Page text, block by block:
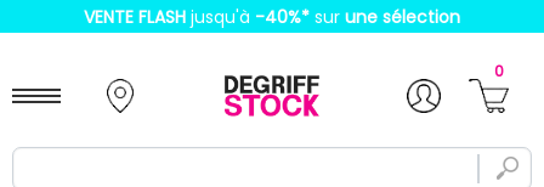
VENTE FLASH jusqu'à -40%* sur une sélection
0